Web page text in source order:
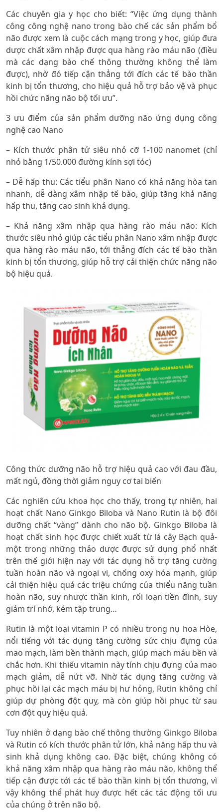
Các chuyên gia y học cho biết: “Việc ứng dụng thành
công công nghệ nano trong bào chế các sản phẩm bổ
não được xem là cuộc cách mạng trong y học, giúp đưa
dược chất xâm nhập được qua hàng rào máu não (điều
mà các dạng bào chế thông thường không thể làm
được), nhờ đó tiếp cận thẳng tới đích các tế bào thần
kinh bị tổn thương, cho hiệu quả hỗ trợ bảo vệ và phục
hồi chức năng não bộ tối ưu”.
3 ưu điểm của sản phẩm dưỡng não ứng dụng công
nghệ cao Nano
– Kích thước phân tử siêu nhỏ cỡ 1-100 nanomet (chỉ
nhỏ bằng 1/50.000 đường kính sợi tóc)
– Dễ hấp thu: Các tiểu phân Nano có khả năng hòa tan
nhanh, dễ dàng xâm nhập tế bào, giúp tăng khả năng
hấp thu, tăng cao sinh khả dụng.
– Khả năng xâm nhập qua hàng rào máu não: Kích
thước siêu nhỏ giúp các tiểu phân Nano xâm nhập được
qua hàng rào máu não, tới thẳng đích các tế bào thần
kinh bị tổn thương, giúp hỗ trợ cải thiện chức năng não
bộ hiệu quả.
Công thức dưỡng não hỗ trợ hiệu quả cao với đau đầu,
mất ngủ, đồng thời giảm nguy cơ tai biến
Các nghiên cứu khoa học cho thấy, trong tự nhiên, hai
hoạt chất Nano Ginkgo Biloba và Nano Rutin là bộ đôi
dưỡng chất “vàng” dành cho não bộ. Ginkgo Biloba là
hoạt chất sinh học được chiết xuất từ lá cây Bạch quả-
một trong những thảo dược được sử dụng phổ nhất
trên thế giới hiện nay với tác dụng hỗ trợ tăng cường
tuần hoàn não và ngoại vi, chống oxy hóa mạnh, giúp
cải thiện hiệu quả các triệu chứng của thiểu năng tuần
hoàn não, suy nhược thần kinh, rối loạn tiền đình, suy
giảm trí nhớ, kém tập trung…
Rutin là một loại vitamin P có nhiều trong nụ hoa Hòe,
nổi tiếng với tác dụng tăng cường sức chịu đựng của
mao mạch, làm bền thành mạch, giúp mạch máu bền và
chắc hơn. Khi thiếu vitamin này tính chịu đựng của mao
mạch giảm, dễ nứt vỡ. Nhờ tác dụng tăng cường và
phục hồi lại các mạch máu bị hư hỏng, Rutin không chỉ
giúp dự phòng đột quỵ, mà còn giúp hồi phục từ sau
cơn đột quỵ hiệu quả.
Tuy nhiên ở dạng bào chế thông thường Ginkgo Biloba
và Rutin có kích thước phân tử lớn, khả năng hấp thu và
sinh khả dụng không cao. Đặc biệt, chúng không có
khả năng xâm nhập qua hàng rào máu não, không thể
tiếp cận được tới các tế bào thần kinh bị tổn thương, vì
vậy không thể phát huy được hết các tác động tối ưu
của chúng ở trên não bộ.